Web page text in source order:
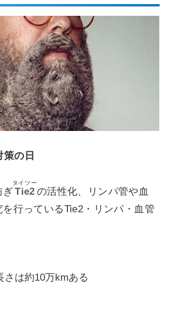
策の日
ぎTie2
タイツー
の活性化、リンパ管や血
行っているTie2・リンパ・血管
さは約10万kmある